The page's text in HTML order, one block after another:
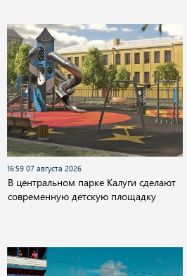
16:59 07 августа 2026
В центральном парке Калуги сделают
современную детскую площадку